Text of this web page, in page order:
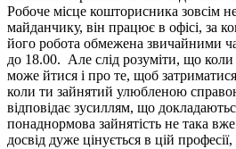
Робоче місце кошторисника зовсім
майданчику, він працює в офісі, за
його робота обмежена звичайними
до 18.00. Але слід розуміти, що коли
може йтися і про те, щоб
коли ти зайнятий улюбленою
відповідає зусиллям, що
понаднормова зайнятість не така
досвід дуже цінується в цій